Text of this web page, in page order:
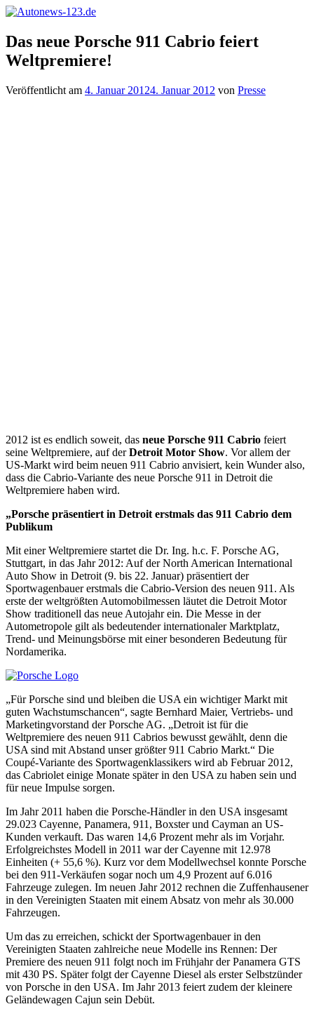
Zum
springen
Autonews-
123.de
Autonews
mit
Charme
Das neue Porsche 911 Cabrio feiert
Weltpremiere!
Veröffentlicht am 4. Januar 20124. Januar 2012 von Presse
2012 ist es endlich soweit, das neue Porsche 911 Cabrio feiert
seine Weltpremiere, auf derDetroit Motor Show. Vor allem der
US-Markt wird beim neuen 911 Cabrio anvisiert, kein Wunder also,
dass die Cabrio-Variante des neue Porsche 911 in Detroit die
Weltpremiere haben wird.
„Porsche präsentiert in Detroit erstmals das 911 Cabrio dem
Publikum
Mit einer Weltpremiere startet die Dr. Ing. h.c. F. Porsche AG,
Stuttgart, in das Jahr 2012: Auf der North American International
Auto Show in Detroit (9. bis 22. Januar) präsentiert der
Sportwagenbauer erstmals die Cabrio-Version des neuen 911. Als
erste der weltgrößten Automobilmessen läutet die Detroit Motor
Show traditionell das neue Autojahr ein. Die Messe in der
Autometropole gilt als bedeutender internationaler Marktplatz,
Trend- und Meinungsbörse mit einer besonderen Bedeutung für
Nordamerika.
„Für Porsche sind und bleiben die USA ein wichtiger Markt mit
guten Wachstumschancen“, sagte Bernhard Maier, Vertriebs- und
Marketingvorstand der Porsche AG. „Detroit ist für die
Weltpremiere des neuen 911 Cabrios bewusst gewählt, denn die
USA sind mit Abstand unser größter 911 Cabrio Markt.“ Die
Coupé-Variante des Sportwagenklassikers wird ab Februar 2012,
das Cabriolet einige Monate später in den USA zu haben sein und
für neue Impulse sorgen.
Im Jahr 2011 haben die Porsche-Händler in den USA insgesamt
29.023 Cayenne, Panamera, 911, Boxster und Cayman an US-
Kunden verkauft. Das waren 14,6 Prozent mehr als im Vorjahr.
Erfolgreichstes Modell in 2011 war der Cayenne mit 12.978
Einheiten (+ 55,6 %). Kurz vor dem Modellwechsel konnte Porsche
bei den 911-Verkäufen sogar noch um 4,9 Prozent auf 6.016
Fahrzeuge zulegen. Im neuen Jahr 2012 rechnen die Zuffenhausener
in den Vereinigten Staaten mit einem Absatz von mehr als 30.000
Fahrzeugen.
Um das zu erreichen, schickt der Sportwagenbauer in den
Vereinigten Staaten zahlreiche neue Modelle ins Rennen: Der
Premiere des neuen 911 folgt noch im Frühjahr der Panamera GTS
mit 430 PS. Später folgt der Cayenne Diesel als erster Selbstzünder
von Porsche in den USA. Im Jahr 2013 feiert zudem der kleinere
Geländewagen Cajun sein Debüt.